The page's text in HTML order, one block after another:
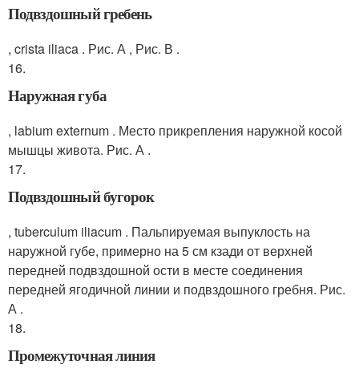
Подвздошный гребень
, crista iliaca . Рис. А , Рис. В .
16.
Наружная губа
, labium externum . Место прикрепления наружной косой
мышцы живота. Рис. А .
17.
Подвздошный бугорок
, tuberculum iliacum . Пальпируемая выпуклость на
наружной губе, примерно на 5 см кзади от верхней
передней подвздошной ости в месте соединения
передней ягодичной линии и подвздошного гребня. Рис.
А .
18.
Промежуточная линия